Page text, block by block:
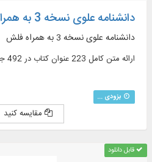
دانشنامه علوی نسخه 3 به همراه فلش
دانشنامه علوی نسخه 3 به همراه فلش
ارائه متن کامل 223 عنوان کتاب در 492 جلد درباره نهج‌البلاغه
بزودی ...
مقایسه کنید
قابل دانلود